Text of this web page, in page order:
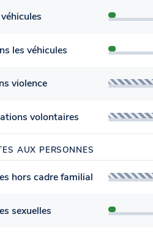
les véhicules
violence
volontaires
AUX PERSONNES
hors cadre familial
sexuelles